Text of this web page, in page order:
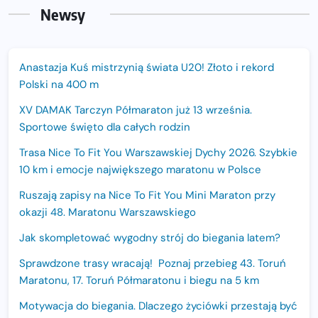
Newsy
Anastazja Kuś mistrzynią świata U20! Złoto i rekord
Polski na 400 m
XV DAMAK Tarczyn Półmaraton już 13 września.
Sportowe święto dla całych rodzin
Trasa Nice To Fit You Warszawskiej Dychy 2026. Szybkie
10 km i emocje największego maratonu w Polsce
Ruszają zapisy na Nice To Fit You Mini Maraton przy
okazji 48. Maratonu Warszawskiego
Jak skompletować wygodny strój do biegania latem?
Sprawdzone trasy wracają! Poznaj przebieg 43. Toruń
Maratonu, 17. Toruń Półmaratonu i biegu na 5 km
Motywacja do biegania. Dlaczego życiówki przestają być